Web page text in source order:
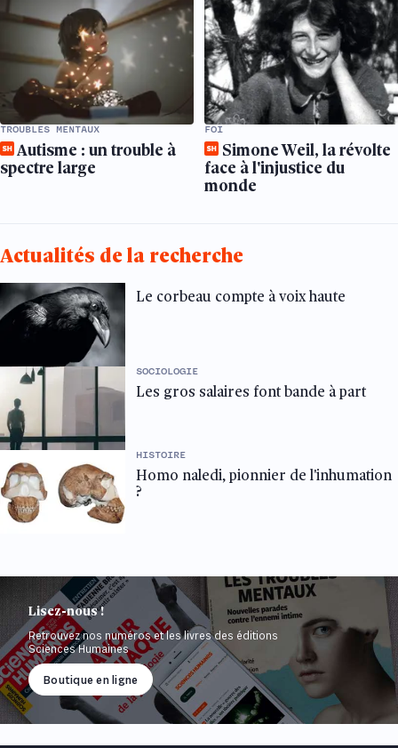
TROUBLES MENTAUX
Autisme : un trouble à
spectre large
FOI
Simone Weil, la révolte
face à l'injustice du
monde
Actualités de la recherche
Le corbeau compte à voix haute
SOCIOLOGIE
Les gros salaires font bande à part
HISTOIRE
Homo naledi, pionnier de l'inhumation
?
Lisez-nous !
Retrouvez nos numéros et les livres des éditions
Sciences Humaines
Boutique en ligne